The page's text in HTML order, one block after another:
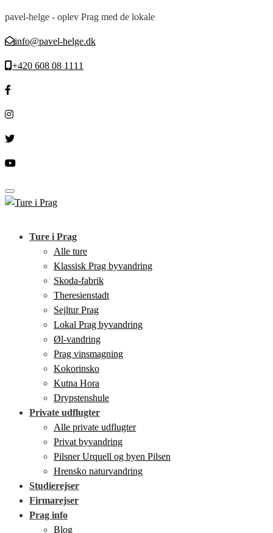
pavel-helge - oplev Prag med de lokale
info@pavel-helge.dk
+420 608 08 1111
Toggle navigation
Ture i Prag
Alle ture
Klassisk Prag byvandring
Skoda-fabrik
Theresienstadt
Sejltur Prag
Lokal Prag byvandring
Øl-vandring
Prag vinsmagning
Kokorinsko
Kutna Hora
Drypstenshule
Private udflugter
Alle private udflugter
Privat byvandring
Pilsner Urquell og byen Pilsen
Hrensko naturvandring
Studierejser
Firmarejser
Prag info
Blog